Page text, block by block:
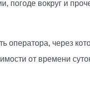
погоде вокруг и
оператора, через
от времени